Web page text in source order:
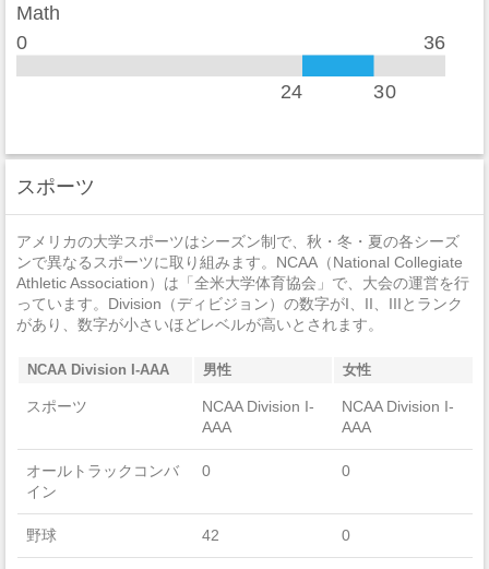
法定強姦 0
自動車盗難 0
放火 0
Math
0
36
24 30
スポーツ
アメリカの大学スポーツはシーズン制で、秋・冬・夏の各シーズ
ンで異なるスポーツに取り組みます。NCAA（National Collegiate
Athletic Association）は「全米大学体育協会」で、大会の運営を行
っています。Division（ディビジョン）の数字がI、II、IIIとランク
があり、数字が小さいほどレベルが高いとされます。
NCAA Division I-AAA 男性 女性
スポーツ
NCAA Division I-
AAA
NCAA Division I-
AAA
オールトラックコンバ
イン
0 0
野球 42 0